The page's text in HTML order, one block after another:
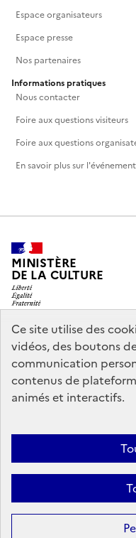
Ce site utilise des
vidéos, des boutons
communication
contenus de
animés et interactifs.
Espace organisateurs
Espace presse
Nos partenaires
Informations pratiques
Nous contacter
Foire aux questions visiteurs
Foire aux questions
En savoir plus sur l'événement
MINISTÈRE
DE LA CULTURE
legifrance.gouv.fr
service-public.gouv.fr
Mentions
Sauf mention contraire, tous